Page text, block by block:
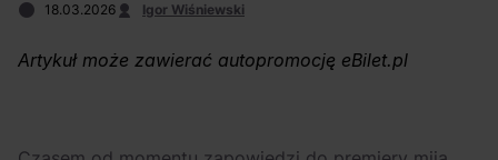
18.03.2026 Igor Wiśniewski
Artykuł może zawierać autopromocję eBilet.pl